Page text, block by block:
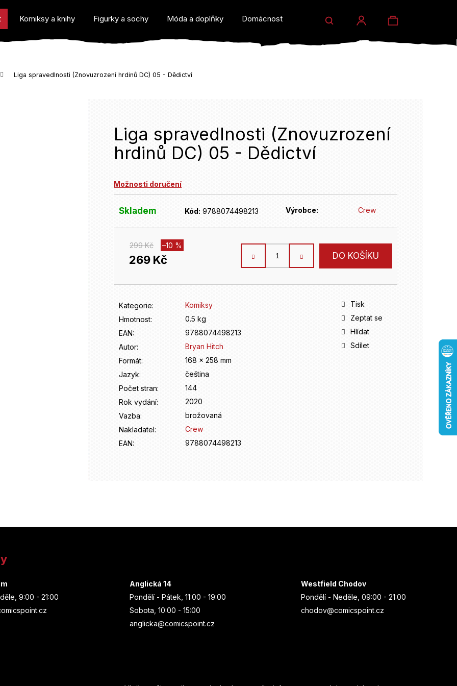
Komiksy a knihy Figurky a sochy Móda a doplňky Domácnost a dárky Prodejny Eventy
Hledat
Přihlášení
Nákupní
Liga spravedlnosti (Znovuzrození hrdinů DC) 05 - Dědictví
Liga spravedlnosti (Znovuzrození
hrdinů DC) 05 - Dědictví
Možnosti doručení
Skladem Kód: 9788074498213 Výrobce: Crew
299 Kč –10 %
269 Kč
Měrná
DO KOŠÍKU
Kategorie:
Komiksy
Hmotnost:
0.5 kg
EAN:
9788074498213
Autor:
Bryan Hitch
Formát:
168 x 258 mm
Jazyk:
čeština
Počet stran:
144
Rok vydání:
2020
Vazba:
brožovaná
Nakladatel:
Crew
EAN: 9788074498213
Tisk
Zeptat se
Hlídat
Sdílet
9:00 - 21:00
Anglická 14
Pondělí - Pátek, 11:00 - 19:00
Sobota, 10:00 - 15:00
anglicka@comicspoint.cz
Westfield Chodov
Pondělí - Neděle, 09:00 - 21:00
chodov@comicspoint.cz